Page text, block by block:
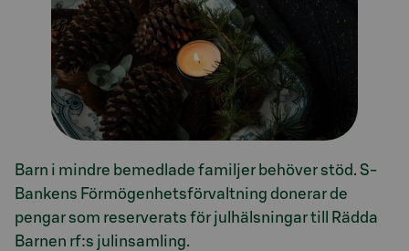
Barn i mindre bemedlade familjer behöver stöd. S-
Bankens Förmögenhetsförvaltning donerar de
pengar som reserverats för julhälsningar till Rädda
Barnen rf:s julinsamling.